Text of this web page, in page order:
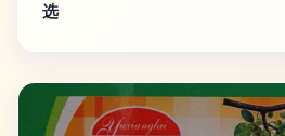
选